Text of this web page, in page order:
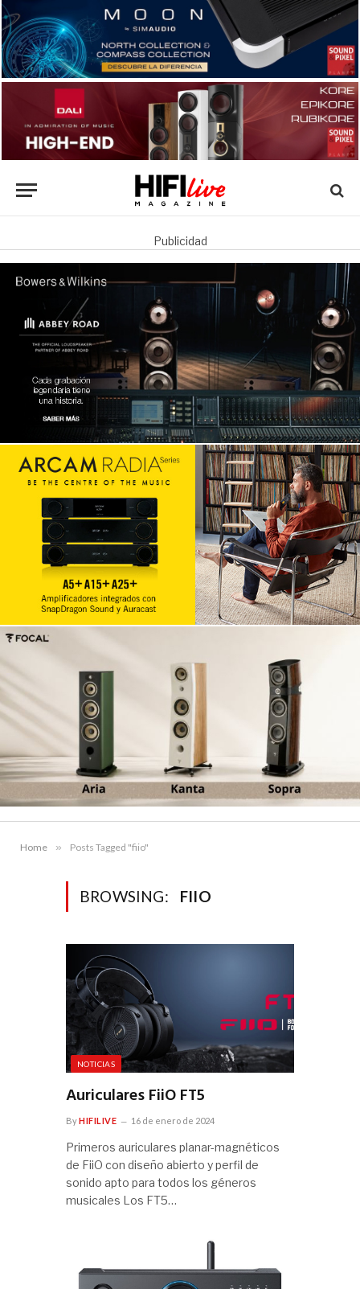
Publicidad
Home » Posts Tagged "fiio"
BROWSING: FIIO
NOTICIAS
Auriculares FiiO FT5
ByHIFILIVE 16 de enero de 2024
Primeros auriculares planar-magnéticos
de FiiO con diseño abierto y perfil de
sonido apto para todos los géneros
musicales Los FT5…